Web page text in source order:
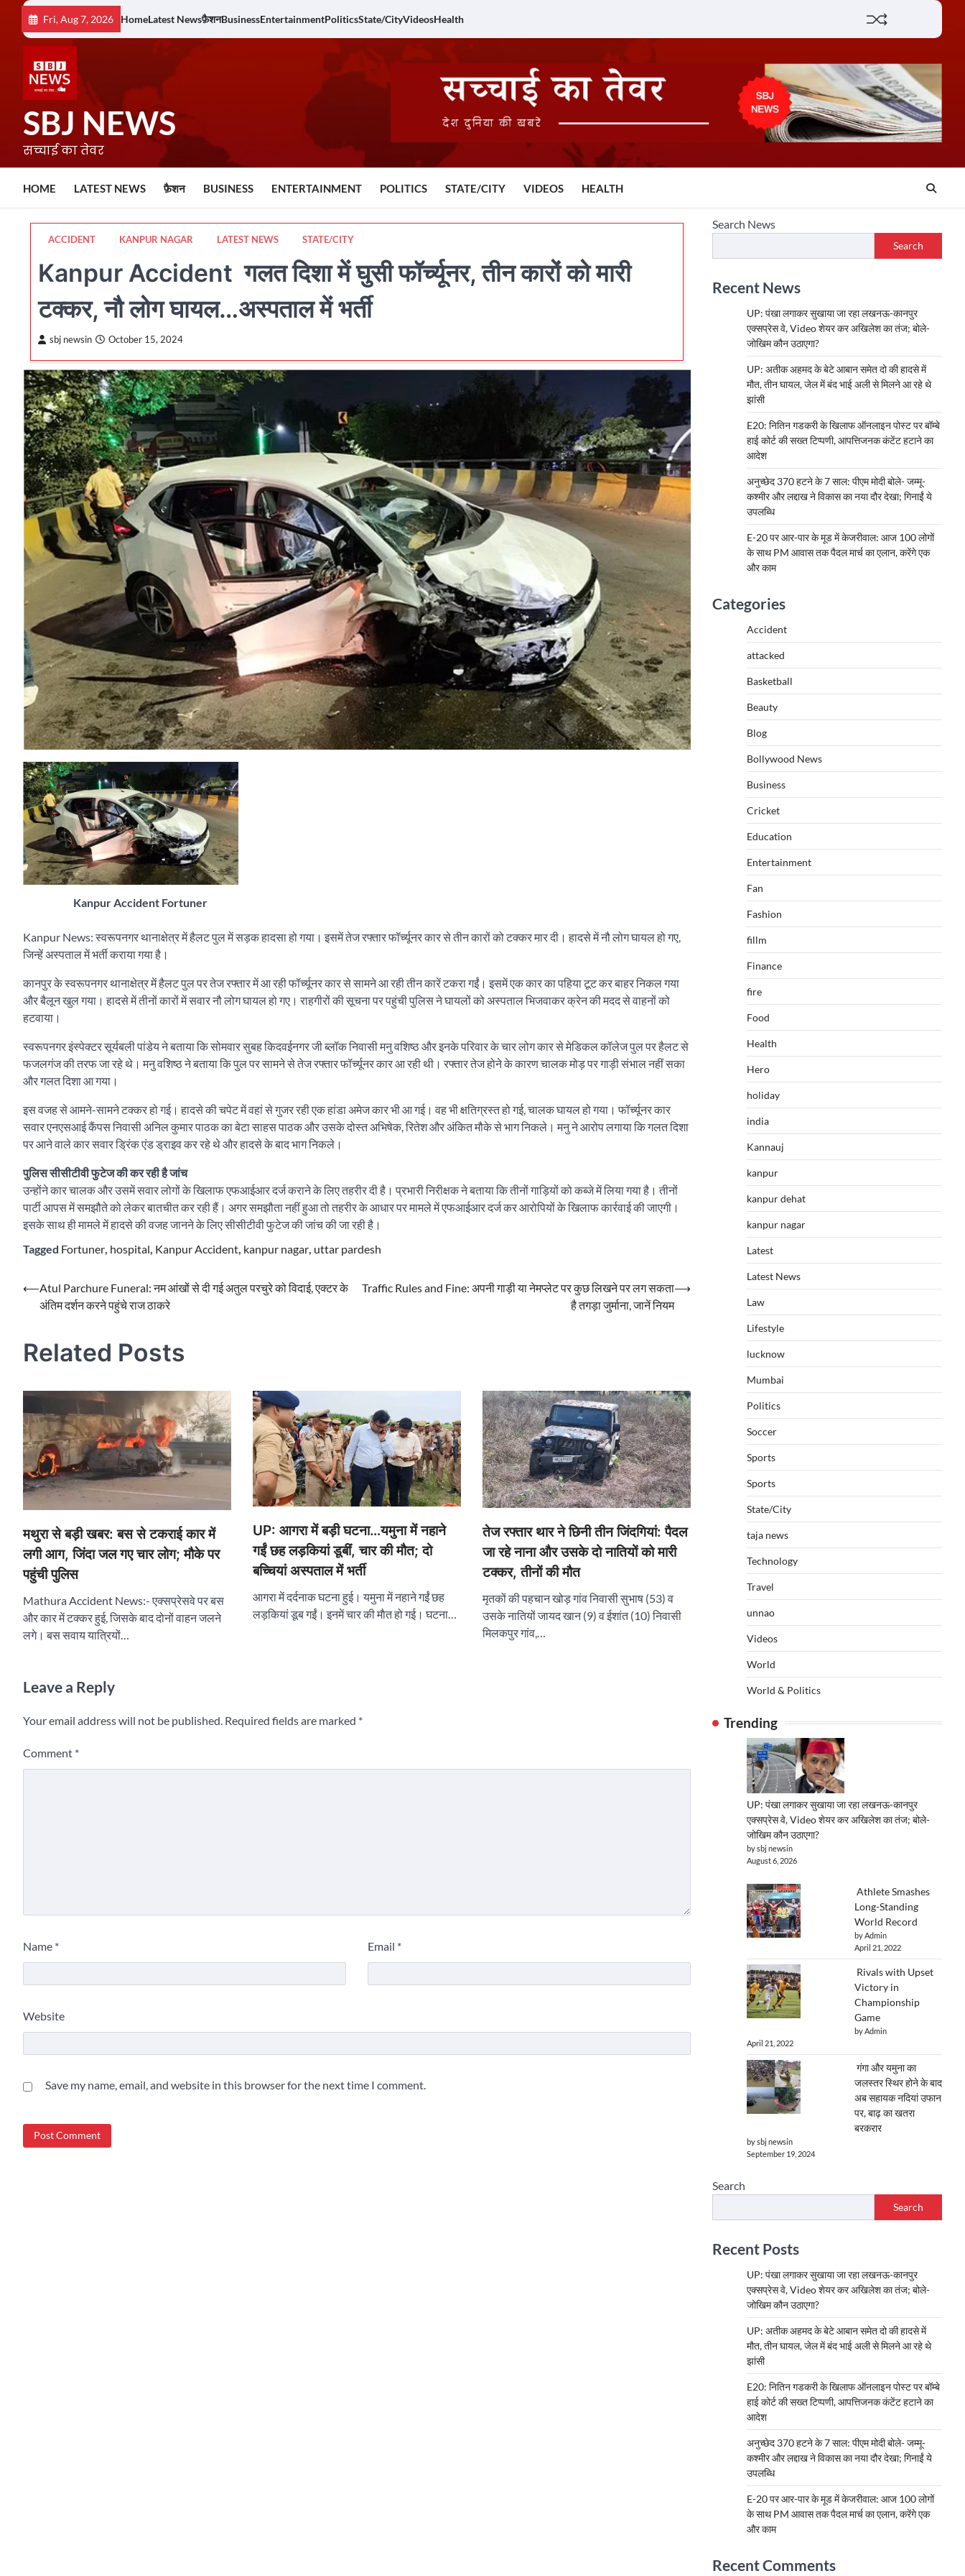
content
Fri, Aug 7, 2026 HomeLatest Newsफ़ैशनBusinessEntertainmentPoliticsState/CityVideosHealth
SBJ NEWS
सच्चाई का तेवर
HOME LATEST NEWS फ़ैशन BUSINESS ENTERTAINMENT POLITICS STATE/CITY VIDEOS HEALTH
ACCIDENT KANPUR NAGAR LATEST NEWS STATE/CITY
Kanpur Accident गलत दिशा में घुसी फॉर्च्यूनर, तीन कारों को मारी
टक्कर, नौ लोग घायल…अस्पताल में भर्ती
sbj newsin October 15, 2024
Kanpur Accident Fortuner
Kanpur News: स्वरूपनगर थानाक्षेत्र में हैलट पुल में सड़क हादसा हो गया। इसमें तेज रफ्तार फॉर्च्यूनर कार से तीन कारों को टक्कर मार दी। हादसे में नौ लोग घायल हो गए,
जिन्हें अस्पताल में भर्ती कराया गया है।
कानपुर के स्वरूपनगर थानाक्षेत्र में हैलट पुल पर तेज रफ्तार में आ रही फॉर्च्यूनर कार से सामने आ रही तीन कारें टकरा गईं। इसमें एक कार का पहिया टूट कर बाहर निकल गया
और बैलून खुल गया। हादसे में तीनों कारों में सवार नौ लोग घायल हो गए। राहगीरों की सूचना पर पहुंची पुलिस ने घायलों को अस्पताल भिजवाकर क्रेन की मदद से वाहनों को
हटवाया।
स्वरूपनगर इंस्पेक्टर सूर्यबली पांडेय ने बताया कि सोमवार सुबह किदवईनगर जी ब्लॉक निवासी मनु वशिष्ठ और इनके परिवार के चार लोग कार से मेडिकल कॉलेज पुल पर हैलट से
फजलगंज की तरफ जा रहे थे। मनु वशिष्ठ ने बताया कि पुल पर सामने से तेज रफ्तार फॉर्च्यूनर कार आ रही थी। रफ्तार तेज होने के कारण चालक मोड़ पर गाड़ी संभाल नहीं सका
और गलत दिशा आ गया।
इस वजह से आमने-सामने टक्कर हो गई। हादसे की चपेट में वहां से गुजर रही एक हांडा अमेज कार भी आ गई। वह भी क्षतिग्रस्त हो गई, चालक घायल हो गया। फॉर्च्यूनर कार
सवार एनएसआई कैंपस निवासी अनिल कुमार पाठक का बेटा साहस पाठक और उसके दोस्त अभिषेक, रितेश और अंकित मौके से भाग निकले। मनु ने आरोप लगाया कि गलत दिशा
पर आने वाले कार सवार डि्रंक एंड ड्राइव कर रहे थे और हादसे के बाद भाग निकले।
पुलिस सीसीटीवी फुटेज की कर रही है जांच
उन्होंने कार चालक और उसमें सवार लोगों के खिलाफ एफआईआर दर्ज कराने के लिए तहरीर दी है। प्रभारी निरीक्षक ने बताया कि तीनों गाड़ियों को कब्जे में लिया गया है। तीनों
पार्टी आपस में समझौते को लेकर बातचीत कर रही हैं। अगर समझौता नहीं हुआ तो तहरीर के आधार पर मामले में एफआईआर दर्ज कर आरोपियों के खिलाफ कार्रवाई की जाएगी।
इसके साथ ही मामले में हादसे की वजह जानने के लिए सीसीटीवी फुटेज की जांच की जा रही है।
Tagged Fortuner hospital Kanpur Accident kanpur nagar uttar pardesh
Post
navigation
⟵Atul Parchure Funeral: नम आंखों से दी गई अतुल परचुरे को विदाई, एक्टर के
अंतिम दर्शन करने पहुंचे राज ठाकरे
Traffic Rules and Fine: अपनी गाड़ी या नेमप्लेट पर कुछ लिखने पर लग सकता
है तगड़ा जुर्माना, जानें नियम
⟶
Related Posts
मथुरा से बड़ी खबर: बस से टकराई कार में
लगी आग, जिंदा जल गए चार लोग; मौके पर
पहुंची पुलिस
Mathura Accident News:- एक्सप्रेसवे पर बस
और कार में टक्कर हुई, जिसके बाद दोनों वाहन जलने
लगे। बस सवाय यात्रियों…
UP: आगरा में बड़ी घटना…यमुना में नहाने
गईं छह लड़कियां डूबीं, चार की माैत; दो
बच्चियां अस्पताल में भर्ती
आगरा में दर्दनाक घटना हुई। यमुना में नहाने गईं छह
लड़कियां डूब गईं। इनमें चार की माैत हो गई। घटना…
तेज रफ्तार थार ने छिनी तीन जिंदगियां: पैदल
जा रहे नाना और उसके दो नातियों को मारी
टक्कर, तीनों की मौत
मृतकों की पहचान खोड़ गांव निवासी सुभाष (53) व
उसके नातियों जायद खान (9) व ईशांत (10) निवासी
मिलकपुर गांव,…
Leave a Reply
Your email address will not be published. Required fields are marked *
Comment *
Name * Email *
Website
Save my name, email, and website in this browser for the next time I comment.
Search News
Search
Recent News
UP: पंखा लगाकर सुखाया जा रहा लखनऊ-कानपुर
एक्सप्रेस वे, Video शेयर कर अखिलेश का तंज; बोले-
जोखिम कौन उठाएगा?
UP: अतीक अहमद के बेटे आबान समेत दो की हादसे में
मौत, तीन घायल, जेल में बंद भाई अली से मिलने आ रहे थे
झांसी
E20: नितिन गडकरी के खिलाफ ऑनलाइन पोस्ट पर बॉम्बे
हाई कोर्ट की सख्त टिप्पणी, आपत्तिजनक कंटेंट हटाने का
आदेश
अनुच्छेद 370 हटने के 7 साल: पीएम मोदी बोले- जम्मू-
कश्मीर और लद्दाख ने विकास का नया दौर देखा; गिनाईं ये
उपलब्धि
E-20 पर आर-पार के मूड में केजरीवाल: आज 100 लोगों
के साथ PM आवास तक पैदल मार्च का एलान, करेंगे एक
और काम
Categories
Accident
attacked
Basketball
Beauty
Blog
Bollywood News
Business
Cricket
Education
Entertainment
Fan
Fashion
fillm
Finance
fire
Food
Health
Hero
holiday
india
Kannauj
kanpur
kanpur dehat
kanpur nagar
Latest
Latest News
Law
Lifestyle
lucknow
Mumbai
Politics
Soccer
Sports
Sports
State/City
taja news
Technology
Travel
unnao
Videos
World
World & Politics
Trending
UP: पंखा लगाकर सुखाया जा रहा लखनऊ-कानपुर
एक्सप्रेस वे, Video शेयर कर अखिलेश का तंज; बोले-
जोखिम कौन उठाएगा?
by sbj newsin
August 6, 2026
Athlete Smashes
Long-Standing
World Record
by Admin
April 21, 2022
Rivals with Upset
Victory in
Championship
Game
by Admin
April 21, 2022
गंगा और यमुना का
जलस्तर स्थिर होने के बाद
अब सहायक नदियां उफान
पर, बाढ़ का खतरा
बरकरार
by sbj newsin
September 19, 2024
Search
Search
Recent Posts
UP: पंखा लगाकर सुखाया जा रहा लखनऊ-कानपुर
एक्सप्रेस वे, Video शेयर कर अखिलेश का तंज; बोले-
जोखिम कौन उठाएगा?
UP: अतीक अहमद के बेटे आबान समेत दो की हादसे में
मौत, तीन घायल, जेल में बंद भाई अली से मिलने आ रहे थे
झांसी
E20: नितिन गडकरी के खिलाफ ऑनलाइन पोस्ट पर बॉम्बे
हाई कोर्ट की सख्त टिप्पणी, आपत्तिजनक कंटेंट हटाने का
आदेश
अनुच्छेद 370 हटने के 7 साल: पीएम मोदी बोले- जम्मू-
कश्मीर और लद्दाख ने विकास का नया दौर देखा; गिनाईं ये
उपलब्धि
E-20 पर आर-पार के मूड में केजरीवाल: आज 100 लोगों
के साथ PM आवास तक पैदल मार्च का एलान, करेंगे एक
और काम
Recent Comments